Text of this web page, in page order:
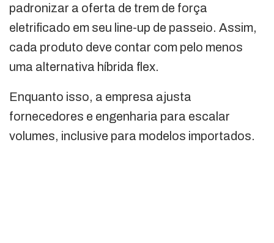
padronizar a oferta de trem de força
eletrificado em seu line-up de passeio. Assim,
cada produto deve contar com pelo menos
uma alternativa híbrida flex.
Enquanto isso, a empresa ajusta
fornecedores e engenharia para escalar
volumes, inclusive para modelos importados.